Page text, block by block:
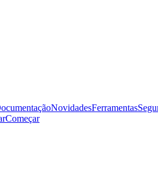
NovidadesFerramentas
Começar